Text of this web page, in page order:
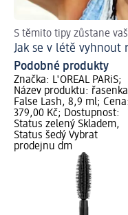
S těmito tipy zůstane
Jak se v létě vyhnout
Podobné produkty
Značka: L'ORÉAL PARiS;
Název produktu: řasenka
False Lash, 8,9 ml; Cena:
379,00 Kč; Dostupnost:
Status zelený Skladem,
Status šedý Vybrat
prodejnu dm